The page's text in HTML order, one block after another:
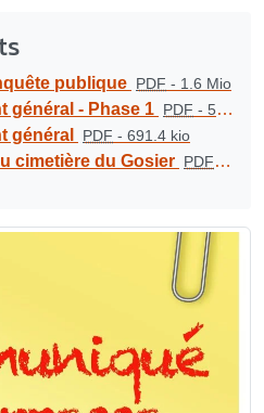
publique PDF - 1.6 Mio
général - Phase 1 PDF - 517 kio
général PDF - 691.4 kio
cimetière du Gosier PDF-3.7